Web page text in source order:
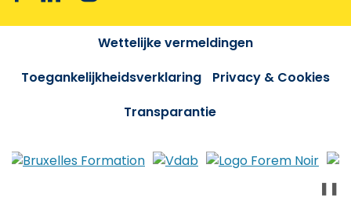
Wettelijke vermeldingen
Toegankelijkheidsverklaring
Privacy & Cookies
Transparantie
❚❚